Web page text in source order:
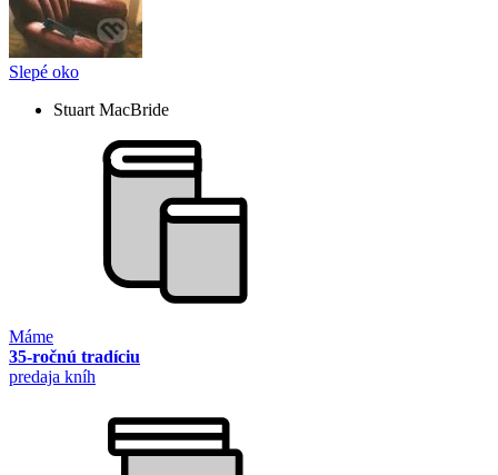
Slepé oko
Stuart MacBride
Máme
35-ročnú tradíciu
predaja kníh